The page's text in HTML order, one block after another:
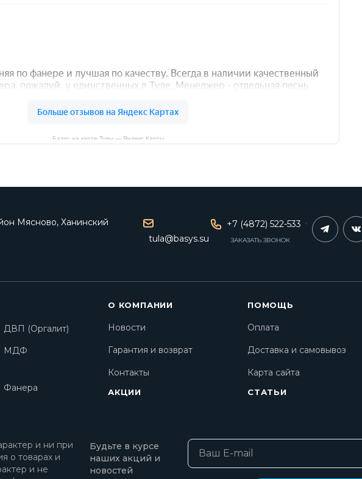
Базис на карте Тулы — Яндекс Карты
Мясново, Ханинский
tula@basys.su
+7 (4872) 522-533
ЗАКАЗАТЬ ЗВОНОК
ДВП (Оргалит)
МДФ
Фанера
О КОМПАНИИ
Новости
Гарантия и возврат
Контакты
АКЦИИ
ПОМОЩЬ
Оплата
Доставка и самовывоз
Карта сайта
СТАТЬИ
Будьте в курсе
наших акций и
новостей
и ни при
о товарах и
и не